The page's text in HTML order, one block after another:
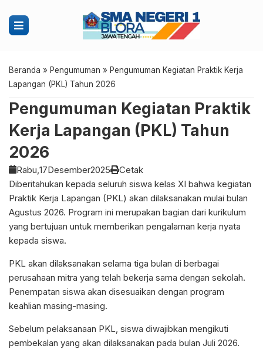
Beranda » Pengumuman » Pengumuman Kegiatan Praktik Kerja
Lapangan (PKL) Tahun 2026
Pengumuman Kegiatan Praktik
Kerja Lapangan (PKL) Tahun
2026
Rabu, 17Desember2025
Cetak
Diberitahukan kepada seluruh siswa kelas XI bahwa kegiatan
Praktik Kerja Lapangan (PKL) akan dilaksanakan mulai bulan
Agustus 2026. Program ini merupakan bagian dari kurikulum
yang bertujuan untuk memberikan pengalaman kerja nyata
kepada siswa.
PKL akan dilaksanakan selama tiga bulan di berbagai
perusahaan mitra yang telah bekerja sama dengan sekolah.
Penempatan siswa akan disesuaikan dengan program
keahlian masing-masing.
Sebelum pelaksanaan PKL, siswa diwajibkan mengikuti
pembekalan yang akan dilaksanakan pada bulan Juli 2026.